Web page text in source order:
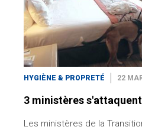
HYGIÈNE & PROPRETÉ 22
3 ministères
Les ministères de la